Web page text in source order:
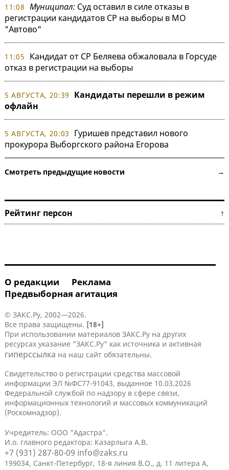
11:08 Муниципал:Суд оставил в силе отказы в
регистрации кандидатов СР на выборы в МО
"Автово"
11:05
Кандидат от СР Беляева обжаловала в Горсуде
отказ в регистрации на выборы
5 АВГУСТА, 20:39
Кандидаты перешли в режим
офлайн
5 АВГУСТА, 20:03
Гуришев представил нового
прокурора Выборгского района Егорова
Смотреть предыдущие новости →
Рейтинг персон ↑
О редакции
Реклама
Предвыборная агитация
© ЗАКС.Ру, 2002—2026.
Все права защищены. [18+]
При использовании материалов ЗАКС.Ру на других
ресурсах указание "ЗАКС.Ру" как источника и активная
гиперссылка на наш сайт обязательны.
Свидетельство о регистрации средства массовой
информации ЭЛ №ФС77-91043, выданное 10.03.2026
Федеральной службой по надзору в сфере связи,
информационных технологий и массовых коммуникаций
(Роскомнадзор).
Учредитель: ООО "Адастра".
И.о. главного редактора: Казарлыга А.В.
+7 (931) 287-80-09 info@zaks.ru
199034, Санкт-Петербург, 18-я линия В.О., д. 11 литера А,